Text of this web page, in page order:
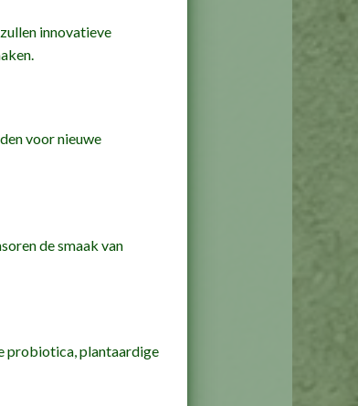
innovatieve
voor nieuwe
de smaak van
probiotica, plantaardige